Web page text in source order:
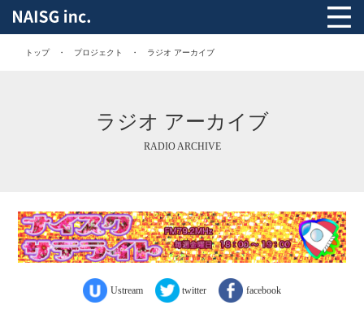
トップ プロジェクト ラジオ アーカイブ
ラジオ アーカイブ
RADIO ARCHIVE
Ustream twitter facebook